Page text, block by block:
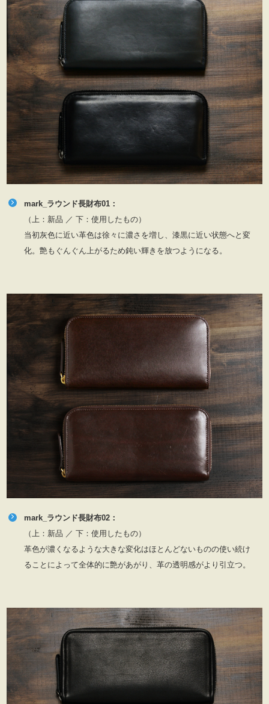
mark_ラウンド長財布01：
（上：新品 ／ 下：使用したもの）
当初灰色に近い革色は徐々に濃さを増し、漆黒に近い状態へと変
化。艶もぐんぐん上がるため鈍い輝きを放つようになる。
mark_ラウンド長財布02：
（上：新品 ／ 下：使用したもの）
革色が濃くなるような大きな変化はほとんどないものの使い続け
ることによって全体的に艶があがり、革の透明感がより引立つ。